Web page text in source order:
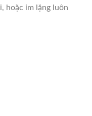
hoặc im lặng luôn